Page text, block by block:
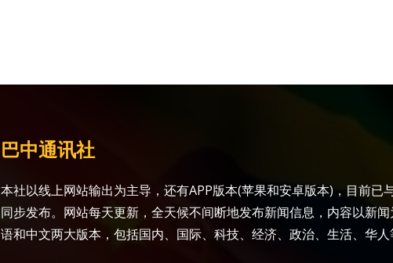
巴中通讯社
本社以线上网站输出为主导，还有APP版本(苹果和安卓版本)，目前已
同步发布。网站每天更新，全天候不间断地发布新闻信息，内容以新
语和中文两大版本，包括国内、国际、科技、经济、政治、生活、华人